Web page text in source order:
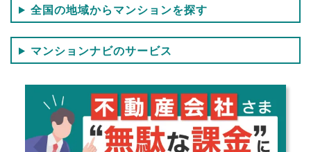
全国の地域からマンションを探す
マンションナビのサービス